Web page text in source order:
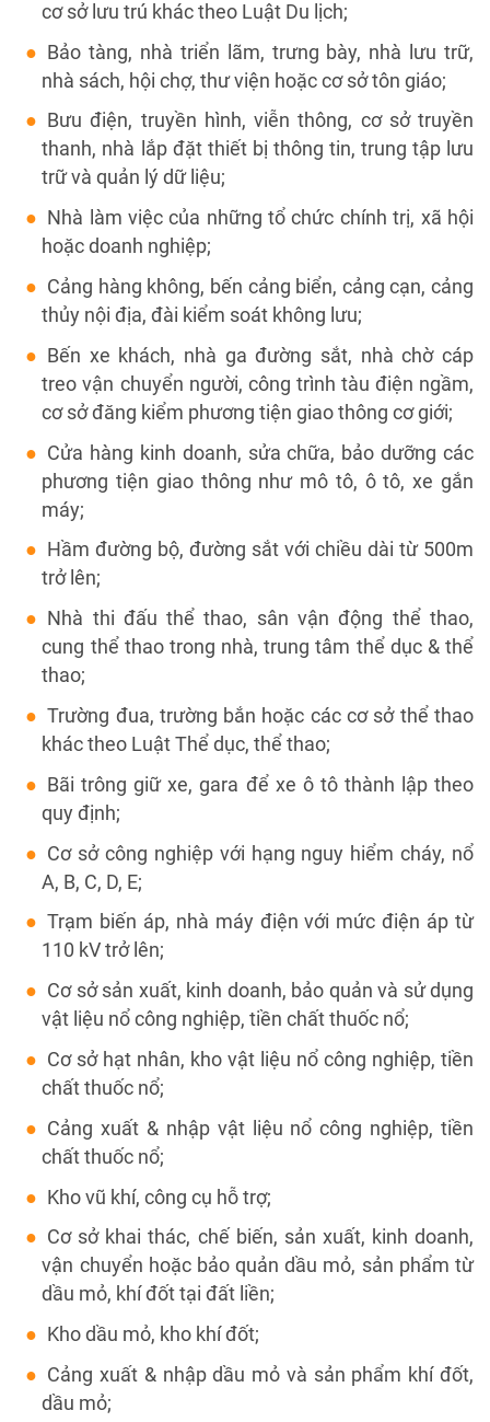
cơ sở lưu trú khác theo Luật Du lịch;
Bảo tàng, nhà triển lãm, trưng bày, nhà lưu trữ,
nhà sách, hội chợ, thư viện hoặc cơ sở tôn giáo;
Bưu điện, truyền hình, viễn thông, cơ sở truyền
thanh, nhà lắp đặt thiết bị thông tin, trung tập lưu
trữ và quản lý dữ liệu;
Nhà làm việc của những tổ chức chính trị, xã hội
hoặc doanh nghiệp;
Cảng hàng không, bến cảng biển, cảng cạn, cảng
thủy nội địa, đài kiểm soát không lưu;
Bến xe khách, nhà ga đường sắt, nhà chờ cáp
treo vận chuyển người, công trình tàu điện ngầm,
cơ sở đăng kiểm phương tiện giao thông cơ giới;
Cửa hàng kinh doanh, sửa chữa, bảo dưỡng các
phương tiện giao thông như mô tô, ô tô, xe gắn
máy;
Hầm đường bộ, đường sắt với chiều dài từ 500m
trở lên;
Nhà thi đấu thể thao, sân vận động thể thao,
cung thể thao trong nhà, trung tâm thể dục & thể
thao;
Trường đua, trường bắn hoặc các cơ sở thể thao
khác theo Luật Thể dục, thể thao;
Bãi trông giữ xe, gara để xe ô tô thành lập theo
quy định;
Cơ sở công nghiệp với hạng nguy hiểm cháy, nổ
A, B, C, D, E;
Trạm biến áp, nhà máy điện với mức điện áp từ
110 kV trở lên;
Cơ sở sản xuất, kinh doanh, bảo quản và sử dụng
vật liệu nổ công nghiệp, tiền chất thuốc nổ;
Cơ sở hạt nhân, kho vật liệu nổ công nghiệp, tiền
chất thuốc nổ;
Cảng xuất & nhập vật liệu nổ công nghiệp, tiền
chất thuốc nổ;
Kho vũ khí, công cụ hỗ trợ;
Cơ sở khai thác, chế biến, sản xuất, kinh doanh,
vận chuyển hoặc bảo quản dầu mỏ, sản phẩm từ
dầu mỏ, khí đốt tại đất liền;
Kho dầu mỏ, kho khí đốt;
Cảng xuất & nhập dầu mỏ và sản phẩm khí đốt,
dầu mỏ;